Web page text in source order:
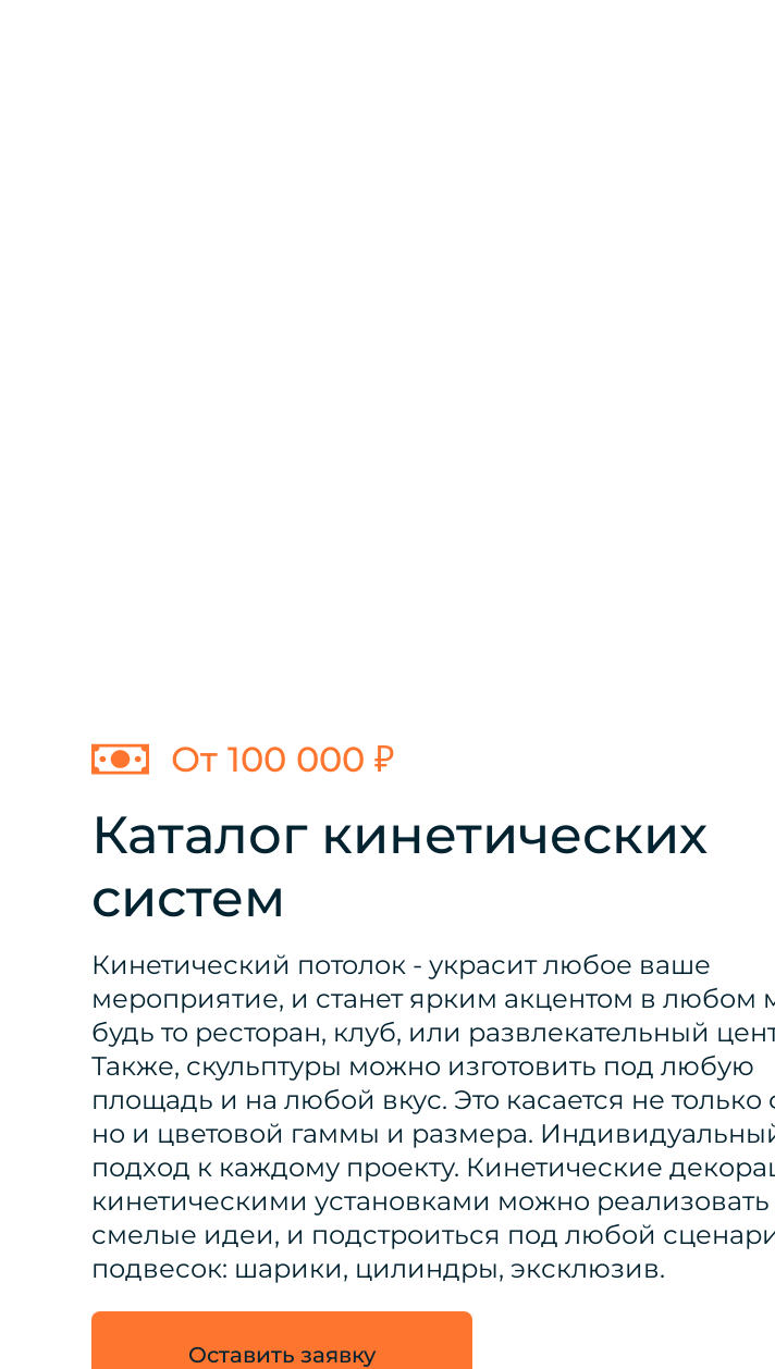
От 100 000 ₽
Каталог кинетических
систем
Кинетический потолок - украсит любое ваше
мероприятие, и станет ярким акцентом в любом
будь то ресторан, клуб, или развлекательный
Также, скульптуры можно изготовить под любую
площадь и на любой вкус. Это касается не
но и цветовой гаммы и размера.
подход к каждому проекту. Кинетические
кинетическими установками можно
смелые идеи, и подстроиться под любой
подвесок: шарики, цилиндры, эксклюзив.
Оставить заявку